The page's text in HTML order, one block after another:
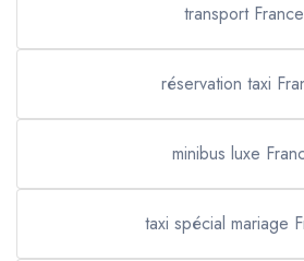
transport France
réservation taxi
minibus luxe
taxi spécial mariage